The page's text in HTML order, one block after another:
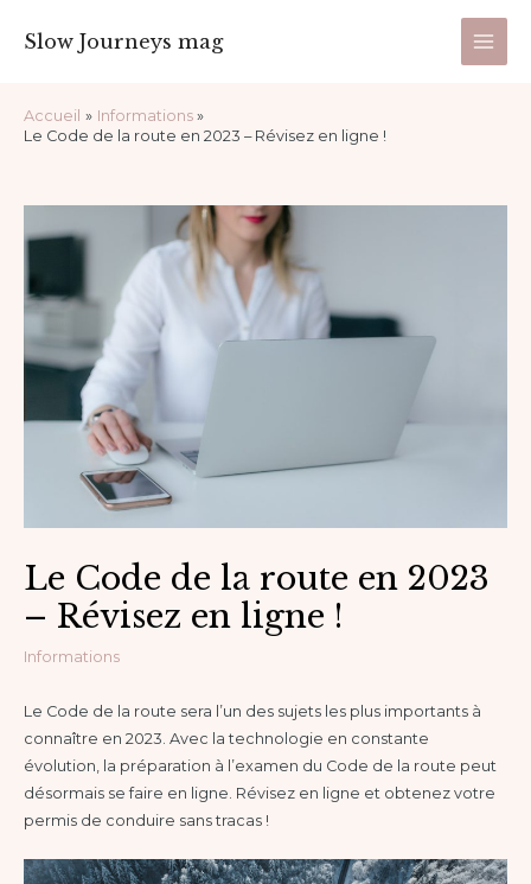
Slow Journeys mag
Main
Accueil
Informations
Le Code de la route en 2023 – Révisez en ligne !
Le Code de la route en 2023
– Révisez en ligne !
Informations
Le Code de la route sera l’un des sujets les plus importants à
connaître en 2023. Avec la technologie en constante
évolution, la préparation à l’examen du Code de la route peut
désormais se faire en ligne. Révisez en ligne et obtenez votre
permis de conduire sans tracas !
des